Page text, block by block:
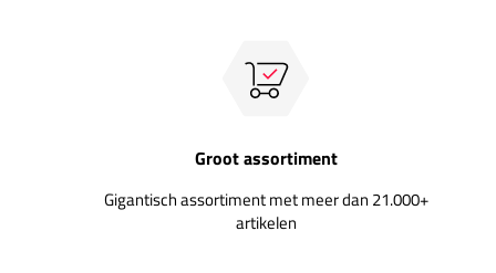
Groot assortiment
Gigantisch assortiment met meer dan 21.000+
artikelen